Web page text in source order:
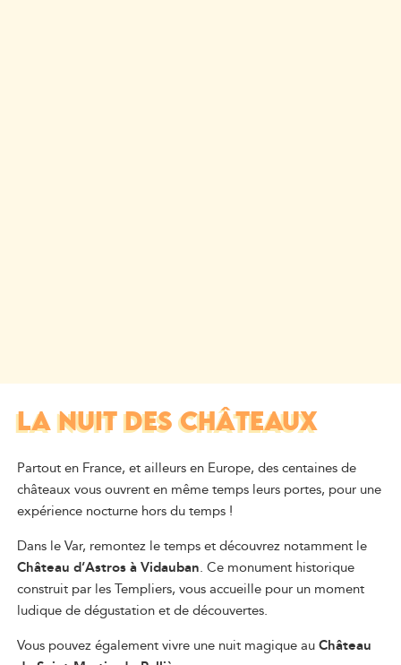
LA NUIT DES CHÂTEAUX
Partout en France, et ailleurs en Europe, des centaines de
châteaux vous ouvrent en même temps leurs portes, pour une
expérience nocturne hors du temps !
Dans le Var, remontez le temps et découvrez notamment le
Château d’Astros à Vidauban. Ce monument historique
construit par les Templiers, vous accueille pour un moment
ludique de dégustation et de découvertes.
Vous pouvez également vivre une nuit magique auChâteau